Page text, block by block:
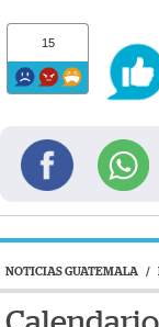
15
NOTICIAS GUATEMALA /